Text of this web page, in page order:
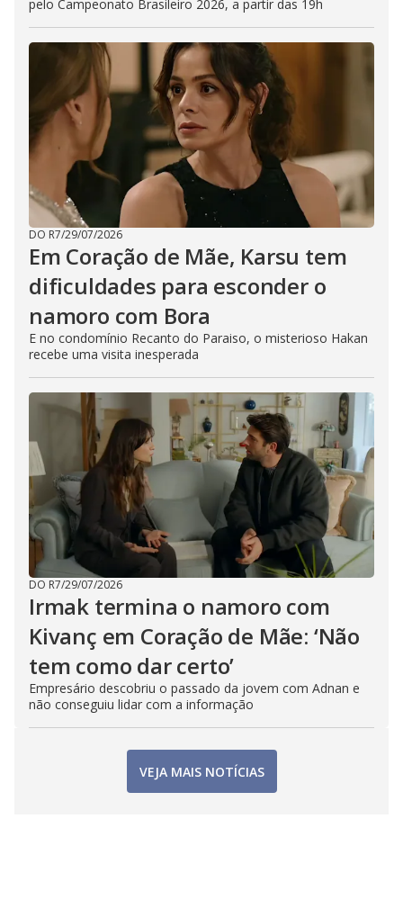
pelo Campeonato Brasileiro 2026, a partir das 19h
DO R7/29/07/2026
Em Coração de Mãe, Karsu tem
dificuldades para esconder o
namoro com Bora
E no condomínio Recanto do Paraiso, o misterioso Hakan
recebe uma visita inesperada
DO R7/29/07/2026
Irmak termina o namoro com
Kivanç em Coração de Mãe: ‘Não
tem como dar certo’
Empresário descobriu o passado da jovem com Adnan e
não conseguiu lidar com a informação
VEJA MAIS NOTÍCIAS